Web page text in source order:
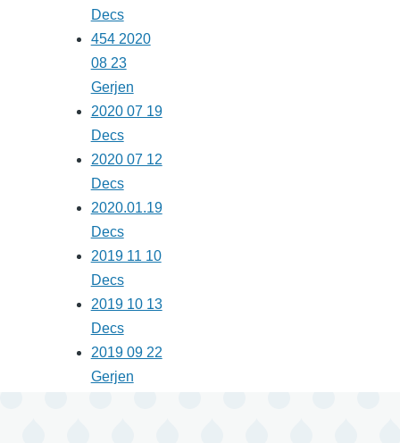
Decs
454 2020
08 23
Gerjen
2020 07 19
Decs
2020 07 12
Decs
2020.01.19
Decs
2019 11 10
Decs
2019 10 13
Decs
2019 09 22
Gerjen